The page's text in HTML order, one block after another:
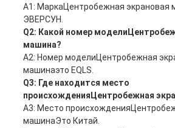
A1: МаркаЦентробежная экрановая
ЭВЕРСУН.
Q2: Какой номер модели
машина?
A2: Номер моделиЦентробежная
машинаэто EQLS.
Q3: Где находится место
происхождения Центробежная
A3: Место происхождения
машинаЭто Китай.